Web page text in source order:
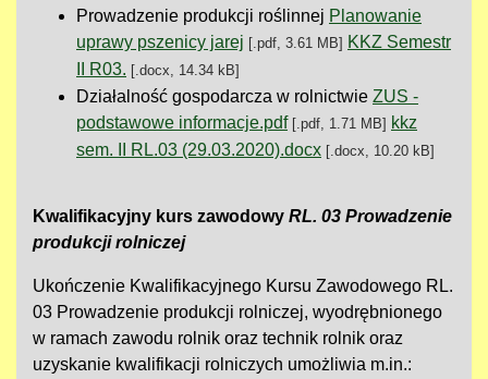
Prowadzenie produkcji roślinnej Planowanie
uprawy pszenicy jarej [.pdf, 3.61 MB] KKZ Semestr
II R03. [.docx, 14.34 kB]
Działalność gospodarcza w rolnictwie ZUS -
podstawowe informacje.pdf[.pdf, 1.71 MB] kkz
sem. II RL.03 (29.03.2020).docx [.docx, 10.20 kB]
Kwalifikacyjny kurs zawodowy RL. 03 Prowadzenie
produkcji rolniczej
Ukończenie Kwalifikacyjnego Kursu Zawodowego RL.
03 Prowadzenie produkcji rolniczej, wyodrębnionego
w ramach zawodu rolnik oraz technik rolnik oraz
uzyskanie kwalifikacji rolniczych umożliwia m.in.: